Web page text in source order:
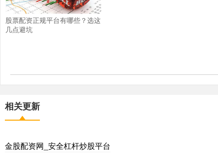
股票配资正规平台有哪些？选这
几点避坑
相关更新
金股配资网_安全杠杆炒股平台